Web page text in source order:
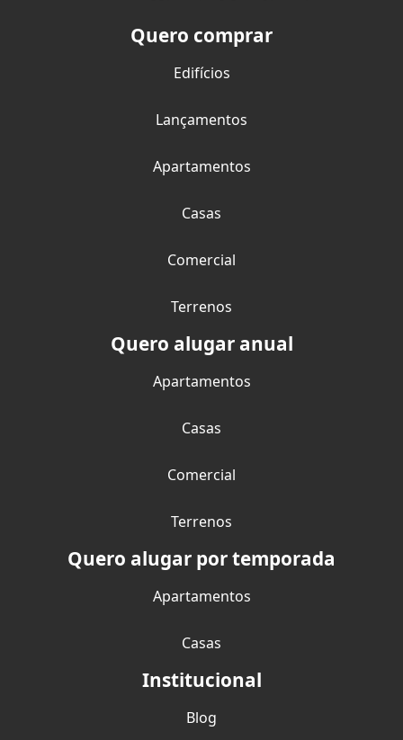
Quero comprar
Edifícios
Lançamentos
Apartamentos
Casas
Comercial
Terrenos
Quero alugar anual
Apartamentos
Casas
Comercial
Terrenos
Quero alugar por temporada
Apartamentos
Casas
Institucional
Blog